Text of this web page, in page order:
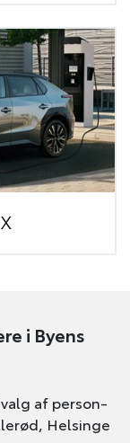
i Byens
af person-
Helsinge